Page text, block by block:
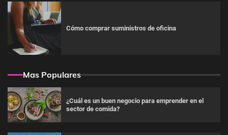
Cómo comprar suministros de oficina
Mas Populares
¿Cuál es un buen negocio para emprender en el
sector de comida?